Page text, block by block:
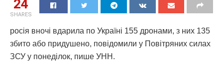
24
SHARES
росія вночі вдарила по Україні 155 дронами, з них 135
збито або придушено, повідомили у Повітряних силах
ЗСУ у понеділок, пише УНН.